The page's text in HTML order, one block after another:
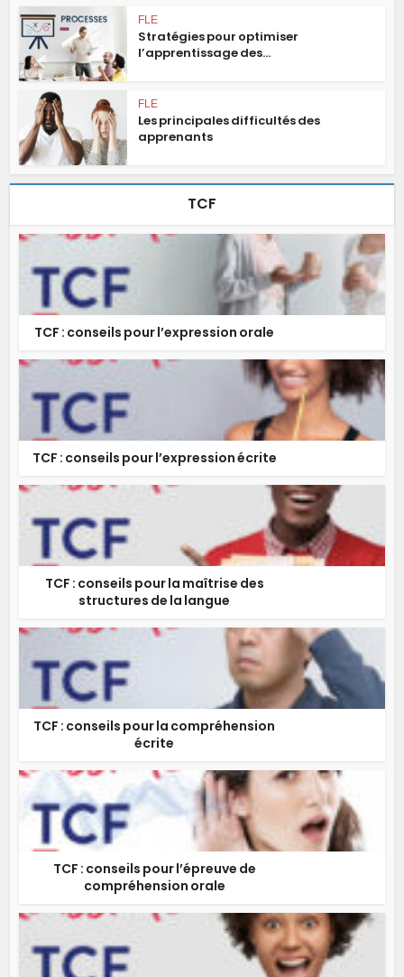
FLE
Stratégies pour optimiser
l’apprentissage des...
FLE
Les principales difficultés des
apprenants
TCF
TCF : conseils pour l’expression orale
TCF : conseils pour l’expression écrite
TCF : conseils pour la maîtrise des
structures de la langue
TCF : conseils pour la compréhension
écrite
TCF : conseils pour l’épreuve de
compréhension orale